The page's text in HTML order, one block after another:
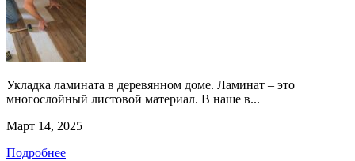
Укладка ламината в деревянном доме. Ламинат – это
многослойный листовой материал. В наше в...
Март 14, 2025
Подробнее